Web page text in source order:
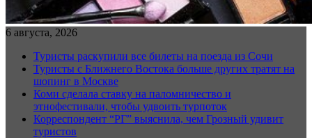
6 августа, 2026
Туристы раскупили все билеты на поезда из Сочи
Туристы с Ближнего Востока больше других тратят на
шопинг в Москве
Коми сделала ставку на паломничество и
этнофестивали, чтобы удвоить турпоток
Корреспондент “РГ” выяснила, чем Грозный удивит
туристов